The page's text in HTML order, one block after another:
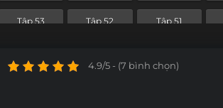
Tập 53 Tập 52 Tập 51
4.9/5 - (7 bình chọn)